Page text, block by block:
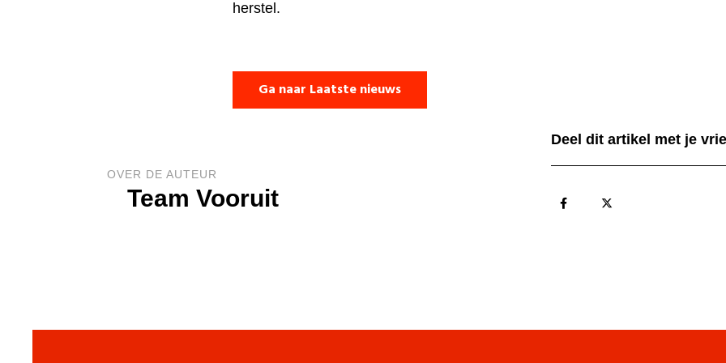
herstel.
Ga naar Laatste nieuws
OVER DE AUTEUR
Team Vooruit
Deel dit artikel met je